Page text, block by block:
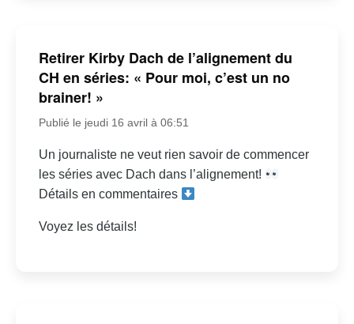
Retirer Kirby Dach de l’alignement du
CH en séries: « Pour moi, c’est un no
brainer! »
Publié le jeudi 16 avril à 06:51
Un journaliste ne veut rien savoir de commencer
les séries avec Dach dans l’alignement!
Détails en commentaires
Voyez les détails!